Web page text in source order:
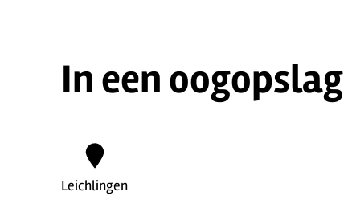
In een oogopslag
Leichlingen